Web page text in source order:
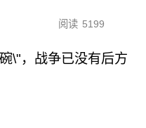
阅读 5199
\"，战争已没有后方